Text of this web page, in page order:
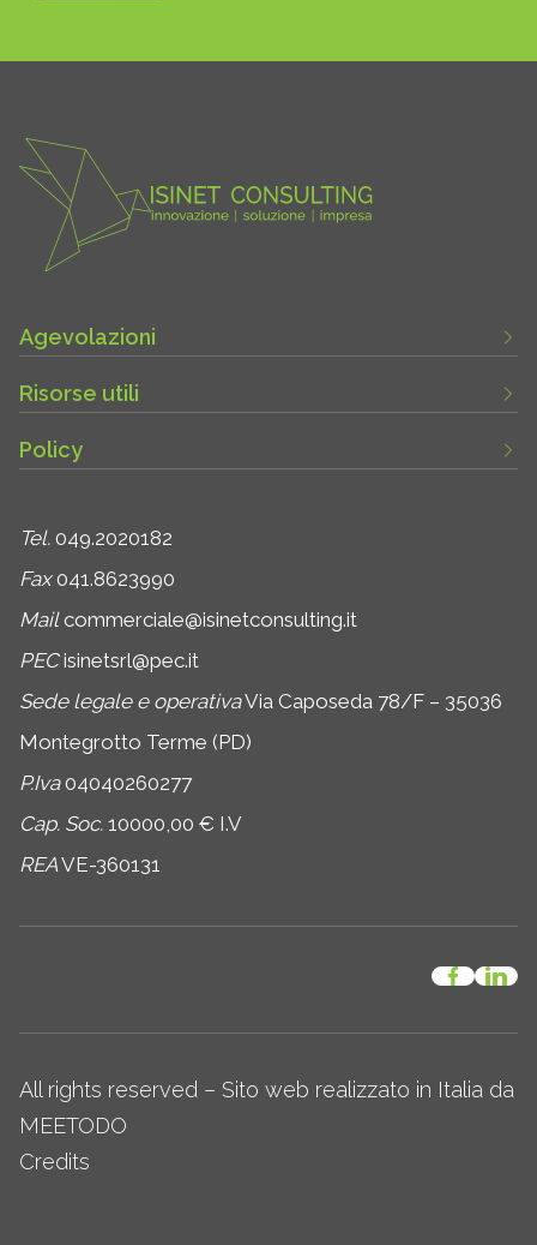
Agevolazioni
Risorse utili
Policy
Tel. 049.2020182
Fax041.8623990
Mailcommerciale@isinetconsulting.it
PECisinetsrl@pec.it
Sede legale e operativaVia Caposeda 78/F – 35036
Montegrotto Terme (PD)
P.Iva04040260277
Cap. Soc. 10000,00 € I.V
REAVE-360131
All rights reserved – Sito web realizzato in Italia da
MEETODO
Credits